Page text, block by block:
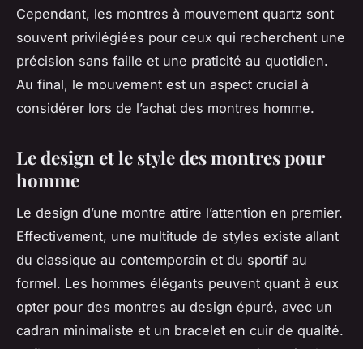
Cependant, les montres à mouvement quartz sont
souvent privilégiées pour ceux qui recherchent une
précision sans faille et une praticité au quotidien.
Au final, le mouvement est un aspect crucial à
considérer lors de l’achat des montres homme.
Le design et le style des montres pour
homme
Le design d’une montre attire l’attention en premier.
Effectivement, une multitude de styles existe allant
du classique au contemporain et du sportif au
formel. Les hommes élégants peuvent quant à eux
opter pour des montres au design épuré, avec un
cadran minimaliste et un bracelet en cuir de qualité.